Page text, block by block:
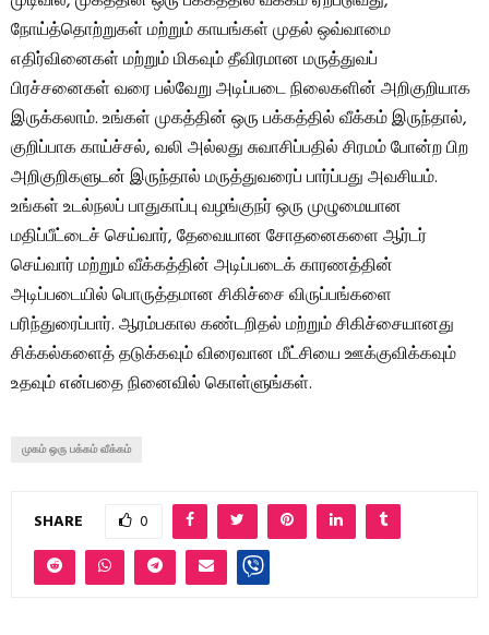
நோய்த்தொற்றுகள் மற்றும் காயங்கள் முதல் ஒவ்வாமை
எதிர்வினைகள் மற்றும் மிகவும் தீவிரமான மருத்துவப்
பிரச்சனைகள் வரை பல்வேறு அடிப்படை நிலைகளின் அறிகுறியாக
இருக்கலாம். உங்கள் முகத்தின் ஒரு பக்கத்தில் வீக்கம் இருந்தால்,
குறிப்பாக காய்ச்சல், வலி ​​அல்லது சுவாசிப்பதில் சிரமம் போன்ற பிற
அறிகுறிகளுடன் இருந்தால் மருத்துவரைப் பார்ப்பது அவசியம்.
உங்கள் உடல்நலப் பாதுகாப்பு வழங்குநர் ஒரு முழுமையான
மதிப்பீட்டைச் செய்வார், தேவையான சோதனைகளை ஆர்டர்
செய்வார் மற்றும் வீக்கத்தின் அடிப்படைக் காரணத்தின்
அடிப்படையில் பொருத்தமான சிகிச்சை விருப்பங்களை
பரிந்துரைப்பார். ஆரம்பகால கண்டறிதல் மற்றும் சிகிச்சையானது
சிக்கல்களைத் தடுக்கவும் விரைவான மீட்சியை ஊக்குவிக்கவும்
உதவும் என்பதை நினைவில் கொள்ளுங்கள்.
முகம் ஒரு பக்கம் வீக்கம்
SHARE 0